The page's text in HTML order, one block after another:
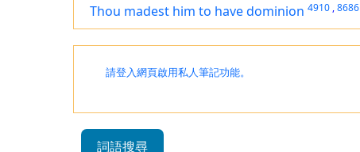
Thou madest him to have dominion 4910 ,8686
請登入網頁啟用私人筆記功能。
詞語搜尋